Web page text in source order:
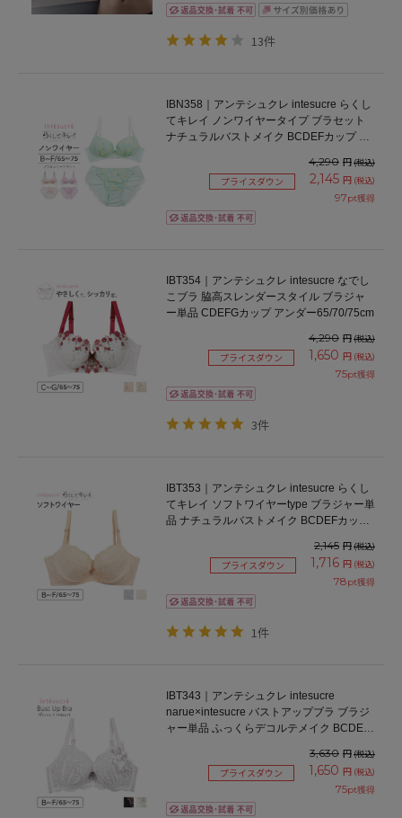
13件
IBN358｜アンテシュクレ intesucre らくし
てキレイ ノンワイヤータイプ ブラセット
ナチュラルバストメイク BCDEFカップ ア
4,290 円(税込)
プライスダウン 2,145 円 (税込)
97pt獲得
IBT354｜アンテシュクレ intesucre なでし
こブラ 脇高スレンダースタイル ブラジャ
ー単品 CDEFGカップ アンダー65/70/75cm
4,290 円(税込)
プライスダウン 1,650 円 (税込)
75pt獲得
3件
IBT353｜アンテシュクレ intesucre らくし
てキレイ ソフトワイヤーtype ブラジャー単
品 ナチュラルバストメイク BCDEFカップ
2,145 円(税込)
プライスダウン 1,716 円 (税込)
78pt獲得
1件
IBT343｜アンテシュクレ intesucre
narue×intesucre バストアップブラ ブラジ
ャー単品 ふっくらデコルテメイク BCDEF
3,630 円(税込)
プライスダウン 1,650 円 (税込)
75pt獲得